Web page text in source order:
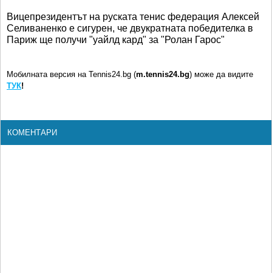
Вицепрезидентът на руската тенис федерация Алексей
Селиваненко е сигурен, че двукратната победителка в
Париж ще получи "уайлд кард" за "Ролан Гарос"
Мобилната версия на Tennis24.bg (m.tennis24.bg) може да видите
ТУК!
КОМЕНТАРИ